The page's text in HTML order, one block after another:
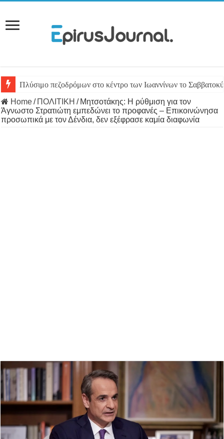
Πλύσιμο πεζοδρόμων στο κέντρο των Ιωαννίνων το
Πρέβεζα: Το τουρκικό αλιευτικό-“φάντασμα” που παραμένει
Home/ ΠΟΛΙΤΙΚΗ / Μητσοτάκης: Η ρύθμιση για τον
Άγνωστο Στρατιώτη εμπεδώνει το προφανές – Επικοινώνησα
προσωπικά με τον Δένδια, δεν εξέφρασε καμία διαφωνία